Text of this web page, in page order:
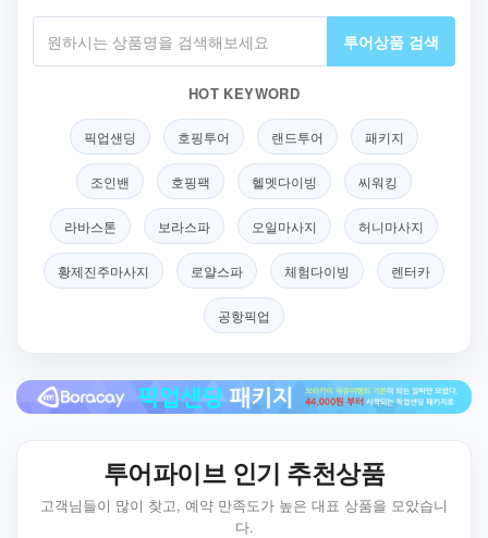
투어상품 검색
HOT KEYWORD
픽업샌딩 호핑투어 랜드투어 패키지
조인밴 호핑팩 헬멧다이빙 씨워킹
라바스톤 보라스파 오일마사지 허니마사지
황제진주마사지 로얄스파 체험다이빙 렌터카
공항픽업
투어파이브 인기 추천상품
고객님들이 많이 찾고, 예약 만족도가 높은 대표 상품을 모았습니
다.